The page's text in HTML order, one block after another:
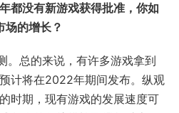
都没有新游戏获得批准，你如
的增长？
。总的来说，有许多游戏拿到
计将在2022年期间发布。纵观
时期，现有游戏的发展速度可